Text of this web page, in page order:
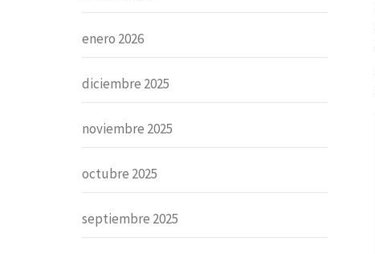
enero 2026
diciembre 2025
noviembre 2025
octubre 2025
septiembre 2025